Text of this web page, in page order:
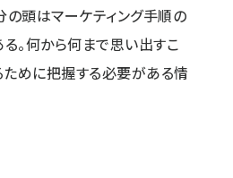
の頭はマーケティング手順の
。何から何まで思い出すこ
ために把握する必要がある情